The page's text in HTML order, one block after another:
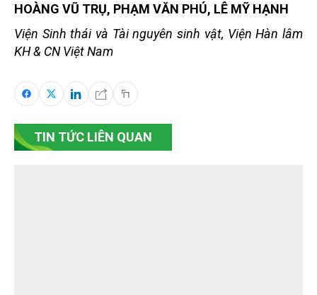
HOÀNG VŨ TRỤ, PHẠM VĂN PHÚ, LÊ MỸ HẠNH
Viện Sinh thái và Tài nguyên sinh vật, Viện Hàn lâm
KH & CN Việt Nam
TIN TỨC LIÊN QUAN